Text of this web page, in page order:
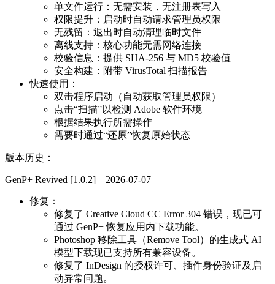
单文件运行：无需安装，无注册表写入
权限提升：启动时自动请求管理员权限
无残留：退出时自动清理临时文件
离线支持：核心功能无需网络连接
校验信息：提供 SHA-256 与 MD5 校验值
安全构建：附带 VirusTotal 扫描报告
快速使用：
双击程序启动（自动获取管理员权限）
点击“扫描”以检测 Adobe 软件环境
根据结果执行所需操作
需要时通过“还原”恢复原始状态
版本历史：
GenP+ Revived [1.0.2] – 2026-07-07
修复：
修复了 Creative Cloud CC Error 304 错误，现已可
通过 GenP+ 恢复应用内下载功能。
Photoshop 移除工具（Remove Tool）的生成式 AI
模型下载现已支持所有兼容设备。
修复了 InDesign 的授权许可、插件身份验证及启
动异常问题。